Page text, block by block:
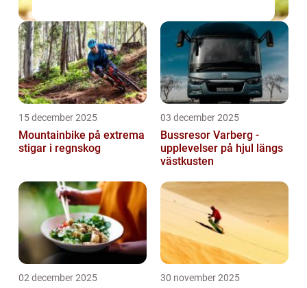
15 december 2025
Mountainbike på extrema
stigar i regnskog
03 december 2025
Bussresor Varberg -
upplevelser på hjul längs
västkusten
02 december 2025 30 november 2025